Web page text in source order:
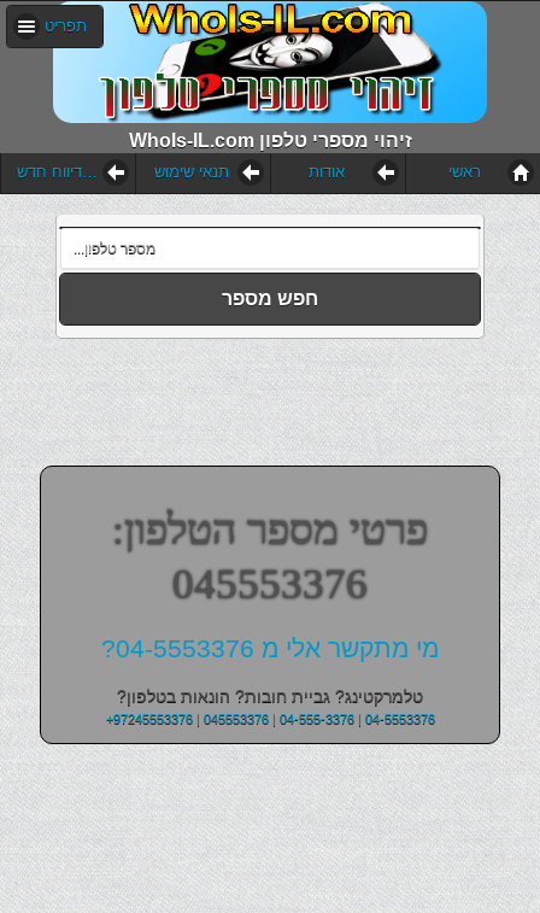
WhoIs-IL.com זיהוי מספרי טלפון
תפריט
הוסף דיווח חדש תנאי שימוש אודות ראשי
חפש מספר
פרטי מספר הטלפון:
045553376
מי מתקשר אלי מ 04-5553376?
טלמרקטינג? גביית חובות? הונאות בטלפון?
+97245553376| 045553376| 04-555-3376| 04-5553376